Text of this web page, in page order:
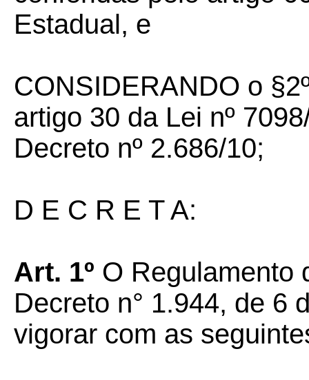
Estadual, e
CONSIDERANDO o
artigo 30 da Lei nº
Decreto nº 2.686/10;
D E C R E T A:
Art. 1º O Regulamento
Decreto n° 1.944, de 6
vigorar com as